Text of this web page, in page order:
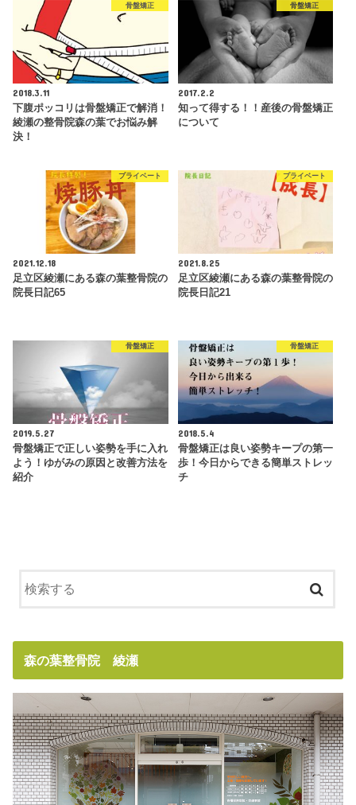
骨盤矯正
2018.3.11
下腹ポッコリは骨盤矯正で解消！
綾瀬の整骨院森の葉でお悩み解
決！
骨盤矯正
2017.2.2
知って得する！！産後の骨盤矯正
について
プライベート
2021.12.18
足立区綾瀬にある森の葉整骨院の
院長日記65
プライベート
2021.8.25
足立区綾瀬にある森の葉整骨院の
院長日記21
骨盤矯正
2019.5.27
骨盤矯正で正しい姿勢を手に入れ
よう！ゆがみの原因と改善方法を
紹介
骨盤矯正
2018.5.4
骨盤矯正は良い姿勢キープの第一
歩！今日からできる簡単ストレッ
チ
森の葉整骨院 綾瀬